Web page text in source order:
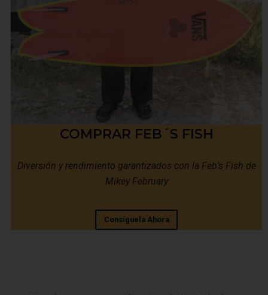
COMPRAR FEB´S FISH
Diversión y rendimiento garantizados con la Feb’s Fish de
Mikey February
Consíguela Ahora